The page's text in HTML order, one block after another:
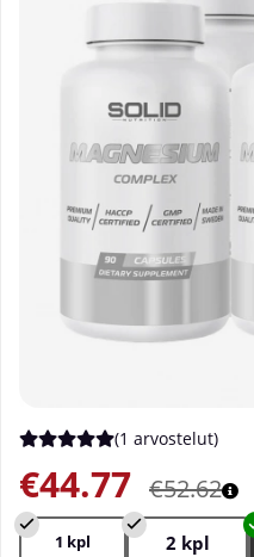
Keskiarvoluokitus 5 / 5
(1 arvostelut)
€52.62
€44.77
1 kpl 2 kpl